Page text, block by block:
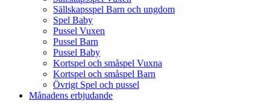
Sällskapsspel Barn och ungdom
Spel Baby
Pussel Vuxen
Pussel Barn
Pussel Baby
Kortspel och småspel Vuxna
Kortspel och småspel Barn
Övrigt Spel och pussel
Månadens erbjudande